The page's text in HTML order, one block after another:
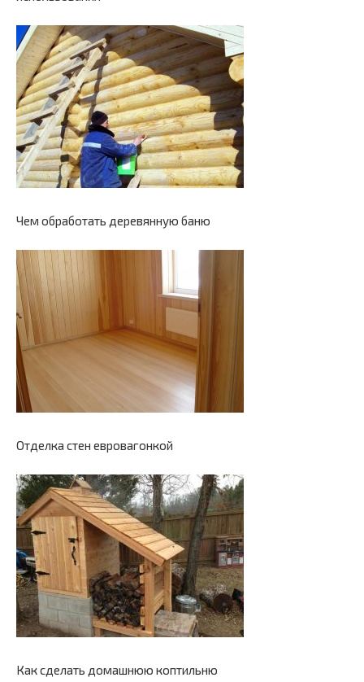
Чем обработать деревянную баню
Отделка стен евровагонкой
Как сделать домашнюю коптильню